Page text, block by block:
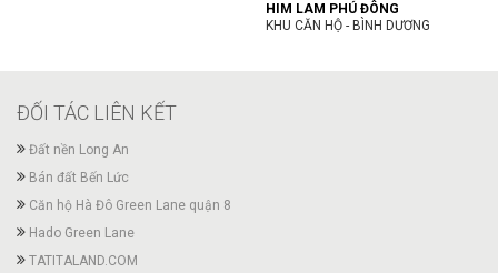
HIM LAM PHÚ ĐÔNG
KHU CĂN HỘ - BÌNH DƯƠNG
ĐỐI TÁC LIÊN KẾT
Đất nền Long An
Bán đất Bến Lức
Căn hộ Hà Đô Green Lane quận 8
Hado Green Lane
TATITALAND.COM